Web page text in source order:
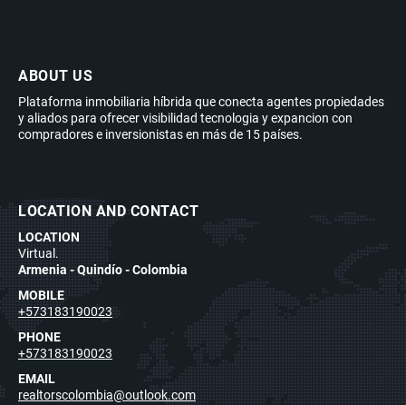
ABOUT US
Plataforma inmobiliaria híbrida que conecta agentes propiedades
y aliados para ofrecer visibilidad tecnologia y expancion con
compradores e inversionistas en más de 15 países.
LOCATION AND CONTACT
LOCATION
Virtual.
Armenia - Quindío - Colombia
MOBILE
+573183190023
PHONE
+573183190023
EMAIL
realtorscolombia@outlook.com